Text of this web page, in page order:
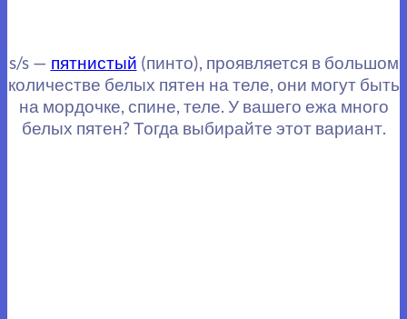
s/s — пятнистый (пинто), проявляется в большом
количестве белых пятен на теле, они могут быть
на мордочке, спине, теле. У вашего ежа много
белых пятен? Тогда выбирайте этот вариант.